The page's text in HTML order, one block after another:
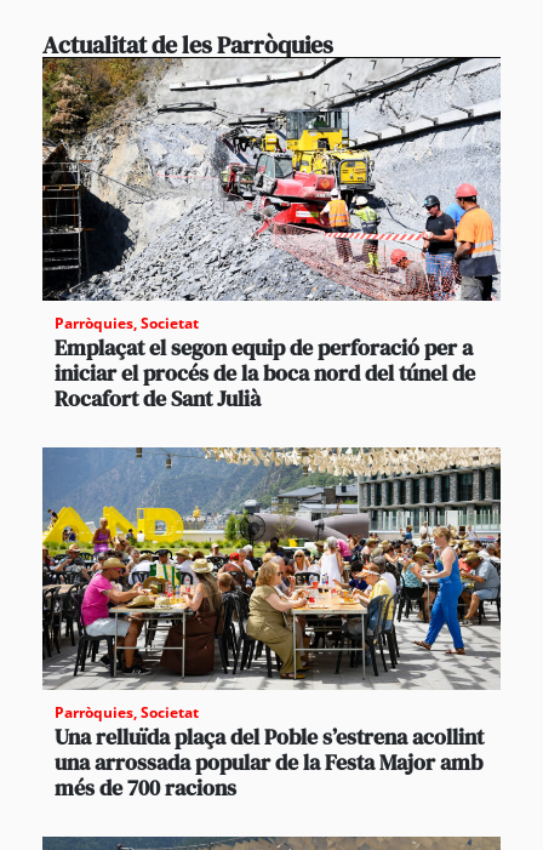
Actualitat de les Parròquies
Parròquies,Societat
Emplaçat el segon equip de perforació per a
iniciar el procés de la boca nord del túnel de
Rocafort de Sant Julià
Parròquies,Societat
Una relluïda plaça del Poble s’estrena acollint
una arrossada popular de la Festa Major amb
més de 700 racions